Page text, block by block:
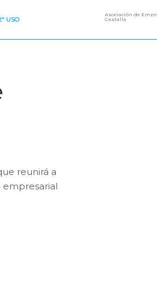
USO
Asociación de
Castalla
reunirá a
empresarial